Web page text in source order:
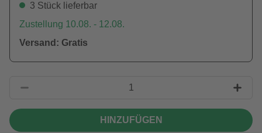
3 Stück lieferbar
Zustellung 10.08. - 12.08.
Versand: Gratis
HINZUFÜGEN